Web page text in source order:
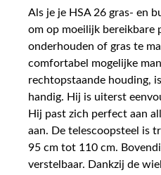
Als je je HSA 26 gras- en
om op moeilijk bereikbare
onderhouden of gras te
comfortabel mogelijke
rechtopstaande houding,
handig. Hij is uiterst
Hij past zich perfect aan
aan. De telescoopsteel is
95 cm tot 110 cm.
verstelbaar. Dankzij de